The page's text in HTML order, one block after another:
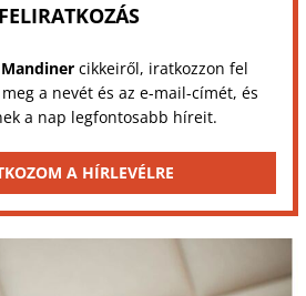
Mandinercikkeiről, iratkozzon fel
a nevét és az e-mail-címét, és
a nap legfontosabb híreit.
A HÍRLEVÉLRE